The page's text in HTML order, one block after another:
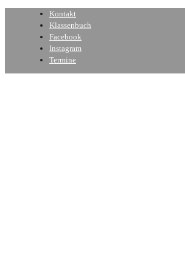
Kontakt
Klassenbuch
Facebook
Instagram
Termine